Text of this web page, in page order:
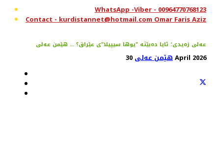
WhatsApp -Viber - 00964770768123
Contact - kurdistannet@hotmail.com Omar Faris Aziz
عەلی زەیدی؛ ئایا دەبێتە "یوها سیپیلا"ی عێراق؟ ... هێمن عەلی
هێمن عەلی30 April 2026